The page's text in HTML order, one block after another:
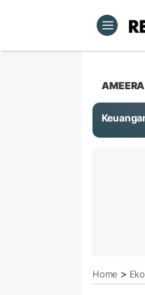
AMEERA
Home >